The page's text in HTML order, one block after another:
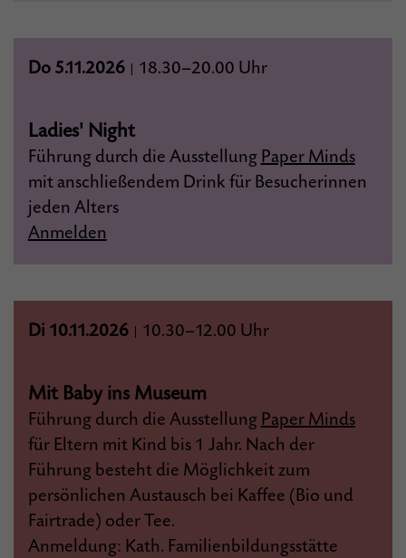
Do 5.11.2026 18.30–20.00 Uhr
Ladies' Night
Führung durch die Ausstellung Paper Minds
mit anschließendem Drink für Besucherinnen
jeden Alters
Anmelden
Di 10.11.2026 10.30–12.00 Uhr
Mit Baby ins Museum
Führung durch die Ausstellung Paper Minds
für Eltern mit Kind bis 1 Jahr. Nach der
Führung besteht die Möglichkeit zum
persönlichen Austausch bei Kaffee (Bio und
Fairtrade) oder Tee.
Anmeldung: Kath. Familienbildungsstätte